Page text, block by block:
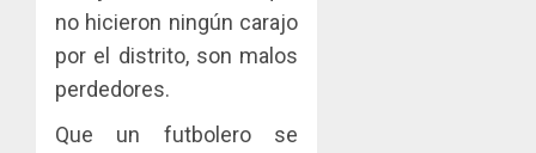
no hicieron ningún carajo
por el distrito, son malos
perdedores.
Que un futbolero se